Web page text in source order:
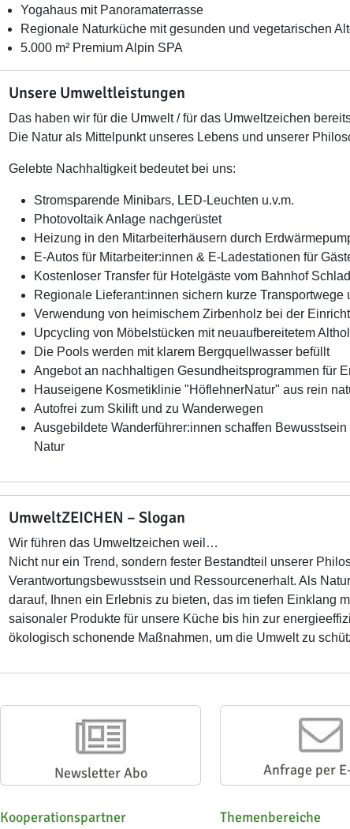
Yogahaus mit Panoramaterrasse
Regionale Naturküche mit gesunden und vegetarischen
5.000 m² Premium Alpin SPA
Unsere Umweltleistungen
Das haben wir für die Umwelt / für das Umweltzeichen
Die Natur als Mittelpunkt unseres Lebens und unserer
Gelebte Nachhaltigkeit bedeutet bei uns:
Stromsparende Minibars, LED-Leuchten u.v.m.
Photovoltaik Anlage nachgerüstet
Heizung in den Mitarbeiterhäusern durch
E-Autos für Mitarbeiter:innen & E-Ladestationen für
Kostenloser Transfer für Hotelgäste vom Bahnhof
Regionale Lieferant:innen sichern kurze Transportwege
Verwendung von heimischem Zirbenholz bei der
Upcycling von Möbelstücken mit neuaufbereitetem
Die Pools werden mit klarem Bergquellwasser befüllt
Angebot an nachhaltigen Gesundheitsprogrammen für
Hauseigene Kosmetiklinie "HöflehnerNatur" aus rein
Autofrei zum Skilift und zu Wanderwegen
Ausgebildete Wanderführer:innen schaffen
Natur
UmweltZEICHEN – Slogan
Wir führen das Umweltzeichen weil…
Nicht nur ein Trend, sondern fester Bestandteil unserer
Verantwortungsbewusstsein und Ressourcenerhalt. Als
darauf, Ihnen ein Erlebnis zu bieten, das im tiefen Einklang
saisonaler Produkte für unsere Küche bis hin zur
ökologisch schonende Maßnahmen, um die Umwelt zu
Newsletter Abo Anfrage per
Kooperationspartner Themenbereiche